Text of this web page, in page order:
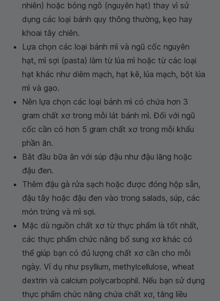
nhiên) hoặc bỏng ngô (nguyên hạt) thay vì sử
dụng các loại bánh quy thông thường, kẹo hay
khoai tây chiên.
Lựa chọn các loại bánh mì và ngũ cốc nguyên
hạt, mì sợi (pasta) làm từ lúa mì hoặc từ các loại
hạt khác như diêm mạch, hạt kê, lúa mạch, bột lúa
mì và gạo.
Nên lựa chọn các loại bánh mì có chứa hơn 3
gram chất xơ trong mỗi lát bánh mì. Đối với ngũ
cốc cần có hơn 5 gram chất xơ trong mỗi khẩu
phần ăn.
Bắt đầu bữa ăn với súp đậu như đậu lăng hoặc
đậu đen.
Thêm đậu gà rửa sạch hoặc được đóng hộp sẵn,
đậu tây hoặc đậu đen vào trong salads, súp, các
món trứng và mì sợi.
Mặc dù nguồn chất xơ từ thực phẩm là tốt nhất,
các thực phẩm chức năng bổ sung xơ khác có
thể giúp bạn có đủ lượng chất xơ cần cho mỗi
ngày. Ví dụ như psyllium, methylcellulose, wheat
dextrin và calcium polycarbophil. Nếu bạn sử dụng
thực phẩm chức năng chứa chất xơ, tăng liều